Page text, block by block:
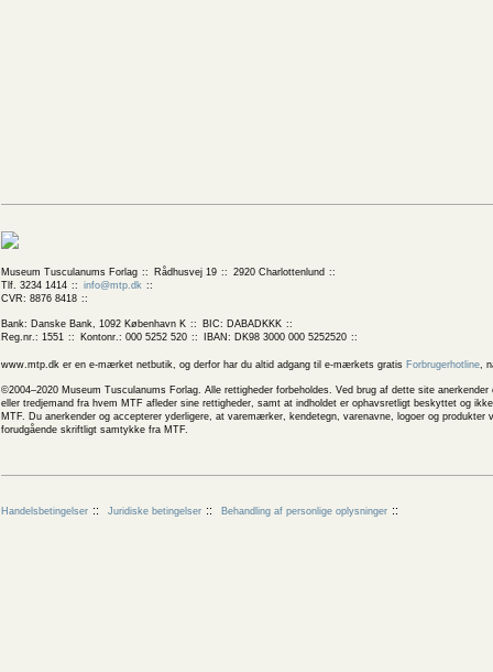
Museum Tusculanums Forlag Rådhusvej 19
2920 Charlottenlund
Tlf. 3234 1414
info@mtp.dk
CVR: 8876 8418
Bank: Danske Bank, 1092 København K
BIC: DABADKKK
Reg.nr.: 1551
Kontonr.: 000 5252 520 IBAN: DK98 3000 000 5252520
www.mtp.dk er en e-mærket netbutik, og derfor har du altid adgang til e-mærkets gratis Forbrugerhotline,
©2004–2020 Museum Tusculanums Forlag. Alle rettigheder forbeholdes. Ved brug af dette site
eller tredjemand fra hvem MTF afleder sine rettigheder, samt at indholdet er ophavsretligt beskyttet og
MTF. Du anerkender og accepterer yderligere, at varemærker, kendetegn, varenavne, logoer og
forudgående skriftligt samtykke fra MTF.
Handelsbetingelser Juridiske betingelser Behandling af personlige oplysninger